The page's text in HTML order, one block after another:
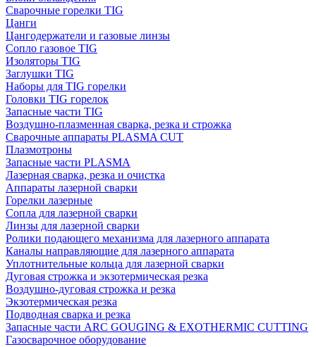
Сварочные горелки TIG
Цанги
Цангодержатели и газовые линзы
Сопло газовое TIG
Изоляторы TIG
Заглушки TIG
Наборы для TIG горелки
Головки TIG горелок
Запасные части TIG
Воздушно-плазменная сварка, резка и строжка
Сварочные аппараты PLASMA CUT
Плазмотроны
Запасные части PLASMA
Лазерная сварка, резка и очистка
Аппараты лазерной сварки
Горелки лазерные
Сопла для лазерной сварки
Линзы для лазерной сварки
Ролики подающего механизма для лазерного аппарата
Каналы направляющие для лазерного аппарата
Уплотнительные кольца для лазерной сварки
Дуговая строжка и экзотермическая резка
Воздушно-дуговая строжка и резка
Экзотермическая резка
Подводная сварка и резка
Запасные части ARC GOUGING & EXOTHERMIC CUTTING
Газосварочное оборудование